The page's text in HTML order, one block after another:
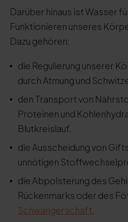
Darüber hinaus ist Wasser
Funktionieren unseres
Dazu gehören:
die Regulierung unserer
durch Atmung und
den Transport von
Proteinen und
Blutkreislauf,
die Ausscheidung von
unnötigen
die Abpolsterung des
Rückenmarks oder des
Schwangerschaft